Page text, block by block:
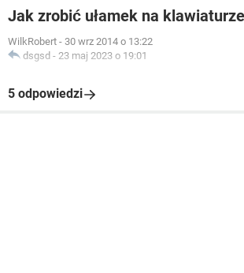
Jak zrobić ułamek na
WilkRobert - 30 wrz 2014 o 13:22
dsgsd - 23 maj 2023 o 19:01
5 odpowiedzi